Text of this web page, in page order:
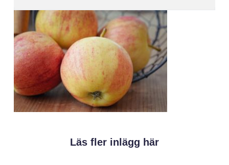
Läs fler inlägg här